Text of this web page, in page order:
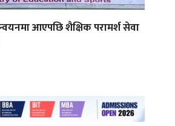
आएपछि शैक्षिक परामर्श सेवा